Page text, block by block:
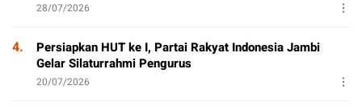
28/07/2026
4.
Persiapkan HUT ke I, Partai Rakyat Indonesia Jambi
Gelar Silaturrahmi Pengurus
20/07/2026